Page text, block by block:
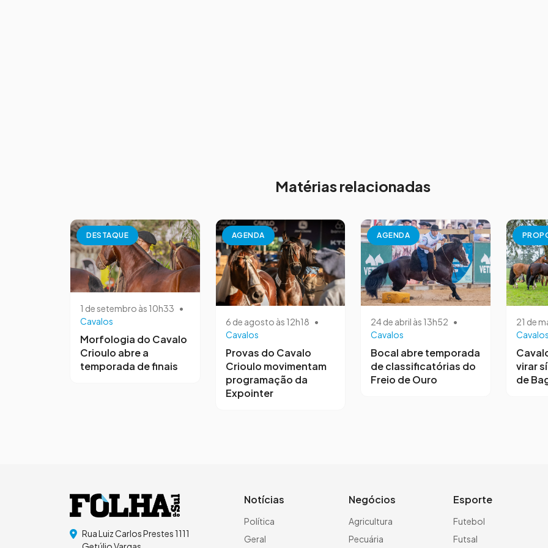
Matérias relacionadas
DESTAQUE
1 de setembro às 10h33 •
Cavalos
Morfologia do Cavalo
Crioulo abre a
temporada de finais
AGENDA
6 de agosto às 12h18 •
Cavalos
Provas do Cavalo
Crioulo movimentam
programação da
Expointer
AGENDA
24 de abril às 13h52 •
Cavalos
Bocal abre temporada
de classificatórias do
Freio de Ouro
21 de
virar
de
Rua Luiz Carlos Prestes 1111
Notícias
Política
Geral
Negócios
Agricultura
Pecuária
Esporte
Futebol
Futsal